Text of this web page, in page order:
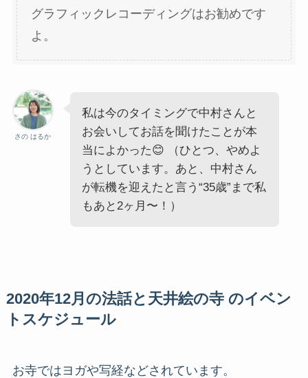
グラフィックレコーディングはお勧めです
よ。
さの はるか
私は今のタイミングで中村さんと
お会いしてお話を聞けたことが本
当によかった😊 （ひとつ、やめよ
うとしています。あと、中村さん
が転機を迎えたと言う“35歳”まで私
もあと2ヶ月〜！）
2020年12月の法話と天井絵の寺 のイベン
トスケジュール
お寺ではヨガや写経などされています。